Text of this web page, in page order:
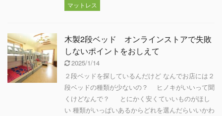
マットレス
木製2段ベッド オンラインストアで失敗
しないポイントをおしえて
2025/1/14
２段ベッドを探しているんだけど なんでお店には２
段ベッドの種類が少ないの？ ヒノキがいいって聞
くけどなんで？ とにかく安くていいものがほし
い 種類がいっぱいあるからどれを選んだらいいかわ